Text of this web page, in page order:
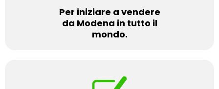
Per iniziare a vendere
da Modena in tutto il
mondo.